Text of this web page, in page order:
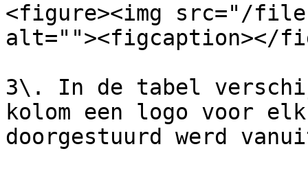
<figure><img src="/files/
alt=""><figcaption></
3\. In de tabel
kolom een logo voor
doorgestuurd werd